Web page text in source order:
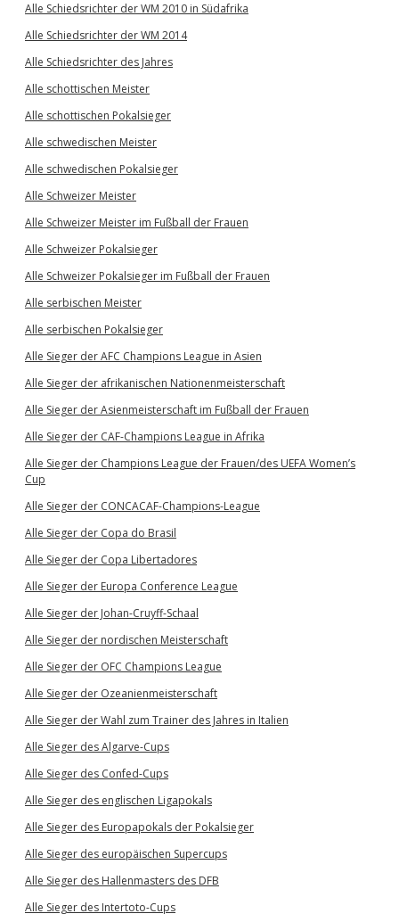
Alle Schiedsrichter der WM 2010 in Südafrika
Alle Schiedsrichter der WM 2014
Alle Schiedsrichter des Jahres
Alle schottischen Meister
Alle schottischen Pokalsieger
Alle schwedischen Meister
Alle schwedischen Pokalsieger
Alle Schweizer Meister
Alle Schweizer Meister im Fußball der Frauen
Alle Schweizer Pokalsieger
Alle Schweizer Pokalsieger im Fußball der Frauen
Alle serbischen Meister
Alle serbischen Pokalsieger
Alle Sieger der AFC Champions League in Asien
Alle Sieger der afrikanischen Nationenmeisterschaft
Alle Sieger der Asienmeisterschaft im Fußball der Frauen
Alle Sieger der CAF-Champions League in Afrika
Alle Sieger der Champions League der Frauen/des UEFA Women’s
Cup
Alle Sieger der CONCACAF-Champions-League
Alle Sieger der Copa do Brasil
Alle Sieger der Copa Libertadores
Alle Sieger der Europa Conference League
Alle Sieger der Johan-Cruyff-Schaal
Alle Sieger der nordischen Meisterschaft
Alle Sieger der OFC Champions League
Alle Sieger der Ozeanienmeisterschaft
Alle Sieger der Wahl zum Trainer des Jahres in Italien
Alle Sieger des Algarve-Cups
Alle Sieger des Confed-Cups
Alle Sieger des englischen Ligapokals
Alle Sieger des Europapokals der Pokalsieger
Alle Sieger des europäischen Supercups
Alle Sieger des Hallenmasters des DFB
Alle Sieger des Intertoto-Cups